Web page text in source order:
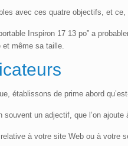
avec ces quatre objectifs, et ce,
Inspiron 17 13 po” a
et même sa taille.
établissons de prime abord
un adjectif, que l’on
à votre site Web ou à votre